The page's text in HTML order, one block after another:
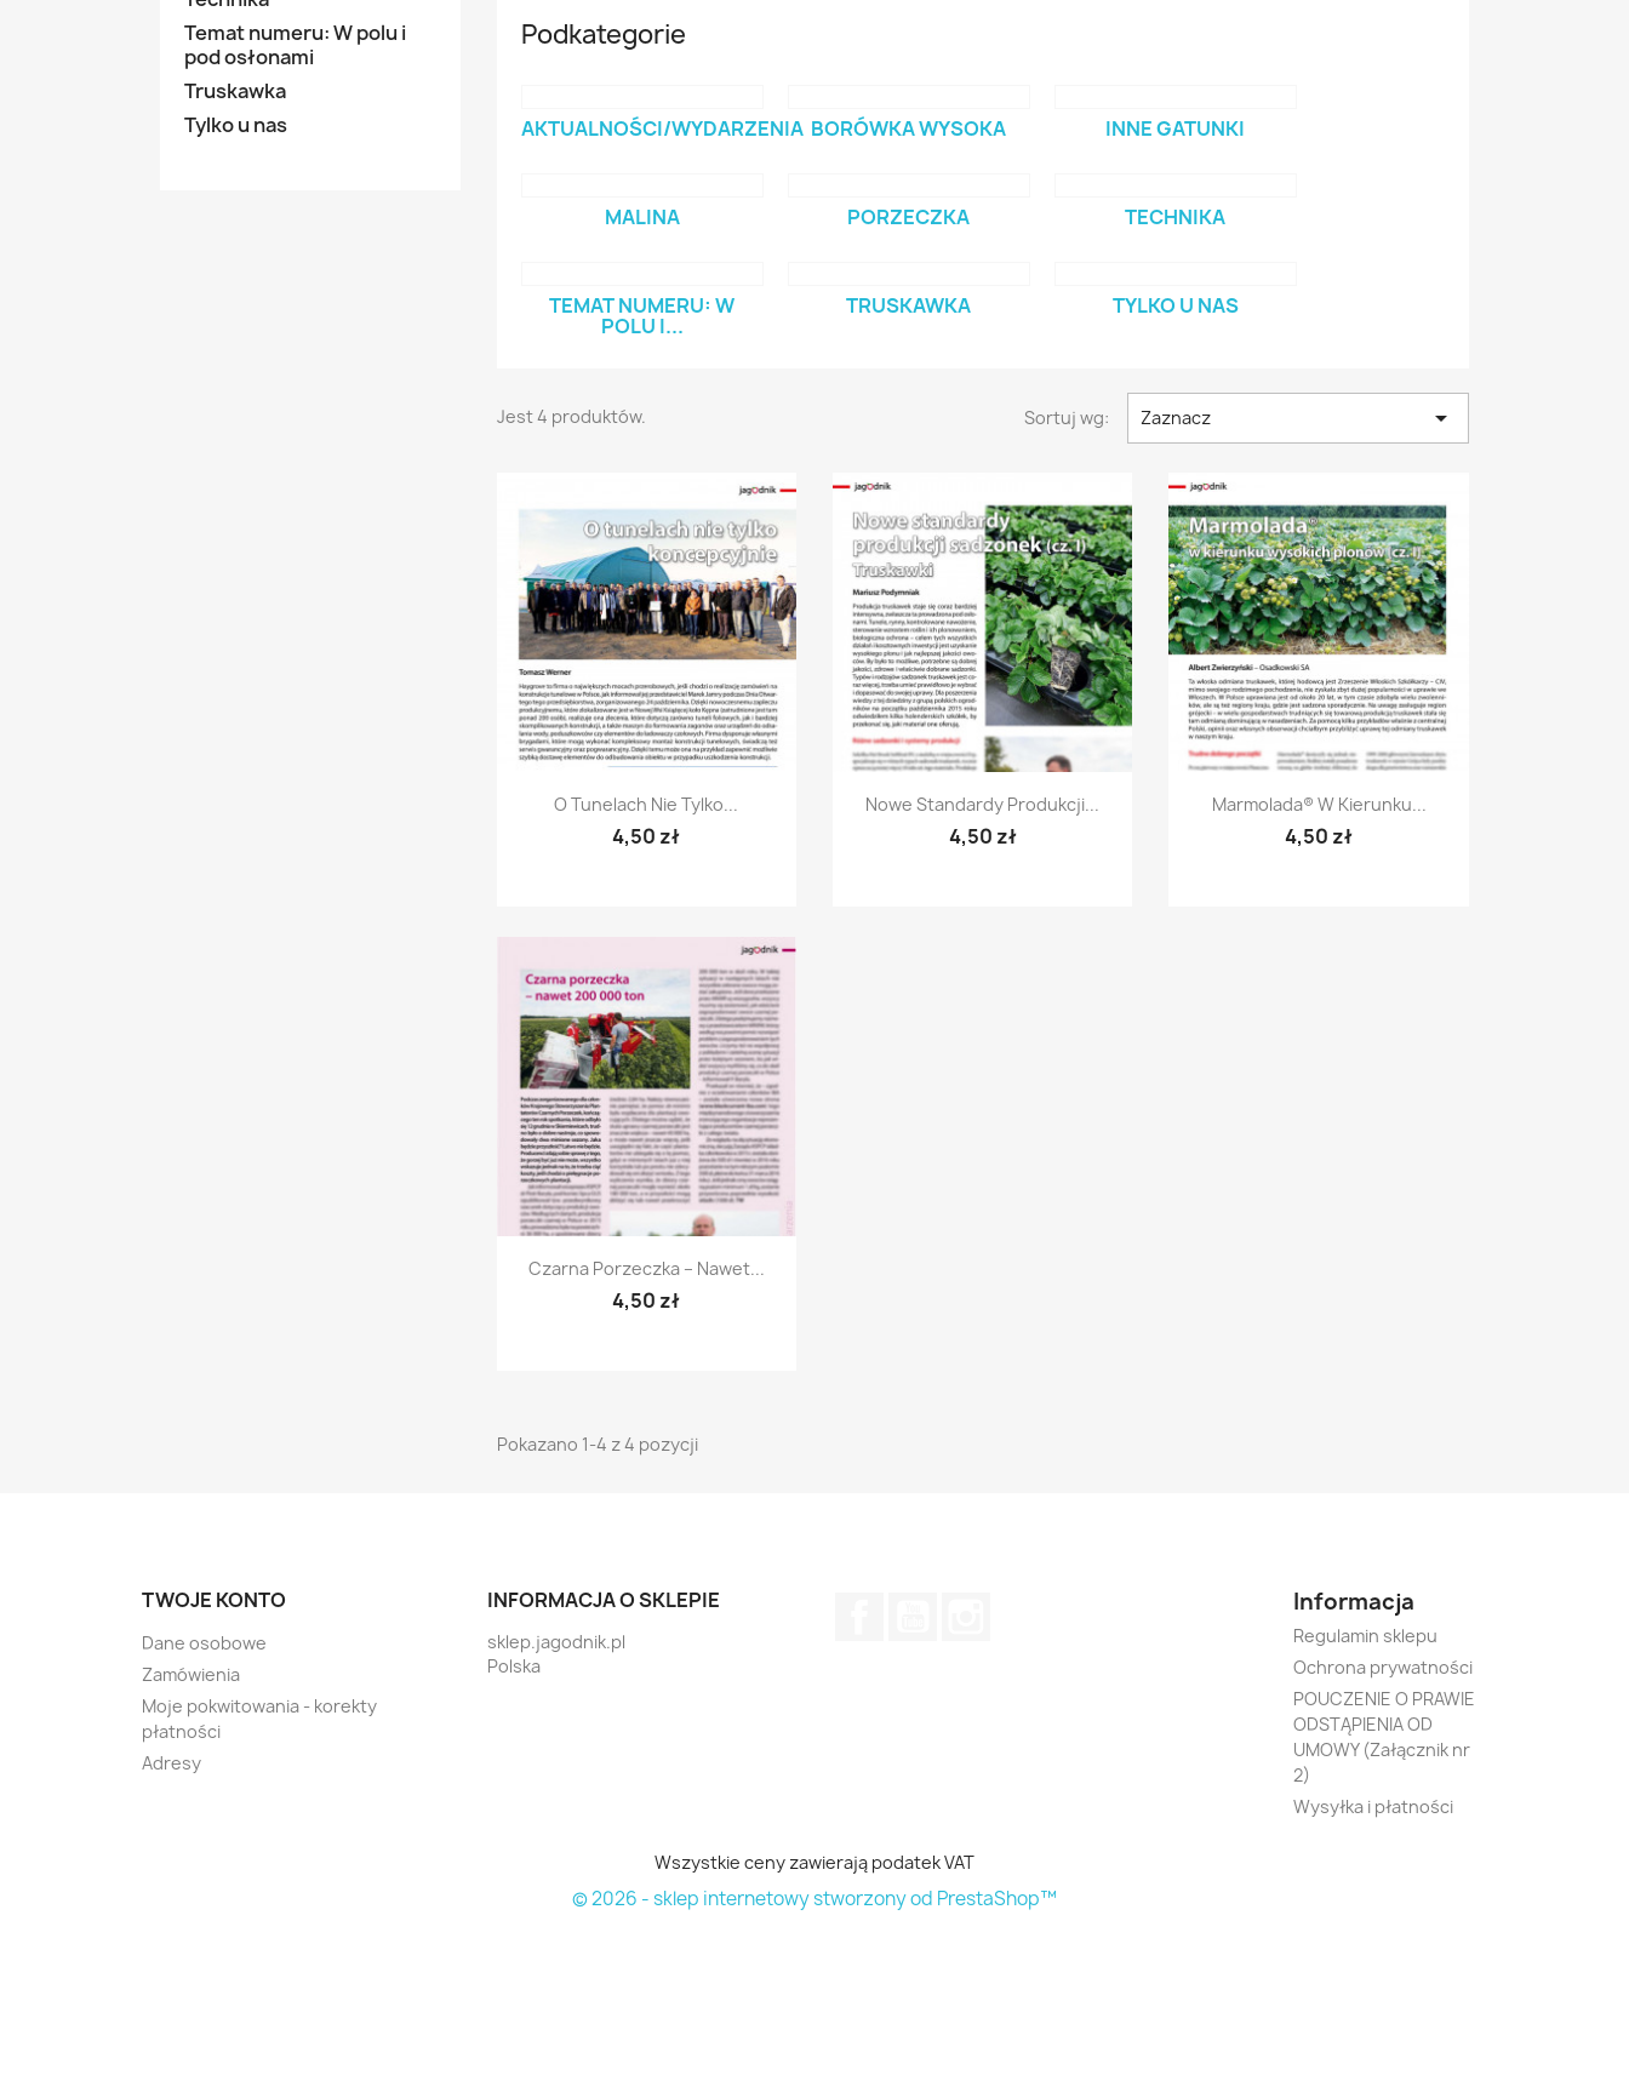
Temat numeru: W polu i
pod osłonami
Truskawka
Tylko u nas
Podkategorie
AKTUALNOŚCI/WYDARZENIA BORÓWKA WYSOKA INNE GATUNKI
MALINA PORZECZKA TECHNIKA
TEMAT NUMERU: W
POLU I...
TRUSKAWKA TYLKO U NAS
Jest 4 produktów. Sortuj wg: Zaznacz 
Szybki podgląd
O Tunelach Nie Tylko...
4,50 zł
Szybki podgląd
Nowe Standardy Produkcji...
4,50 zł
Szybki podgląd
Marmolada® W Kierunku...
4,50 zł
 Szybki podgląd
Czarna Porzeczka – Nawet...
4,50 zł
Pokazano 1-4 z 4 pozycji
TWOJE KONTO
Dane osobowe
Zamówienia
Moje pokwitowania - korekty
płatności
Adresy
INFORMACJA O SKLEPIE
sklep.jagodnik.pl
Polska
Informacja
Regulamin sklepu
Ochrona prywatności
POUCZENIE O PRAWIE
ODSTĄPIENIA OD
UMOWY (Załącznik nr
2)
Wysyłka i płatności
Wszystkie ceny zawierają podatek VAT
© 2026 - sklep internetowy stworzony od PrestaShop™